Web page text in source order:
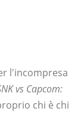
l'incompresa
vs Capcom:
chi è chi